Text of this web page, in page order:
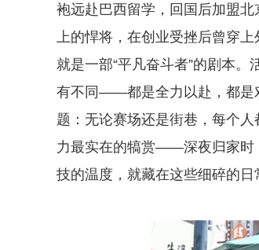
袍远赴巴西留学，回国后加盟
上的悍将，在创业受挫后曾穿
就是一部“平凡奋斗者”的剧本
有不同——都是全力以赴，都是
题：无论赛场还是街巷，每个
力最实在的犒赏——深夜归家时
技的温度，就藏在这些细碎的日